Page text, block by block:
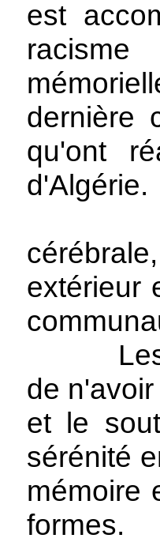
est
racisme
dernière
qu'ont
d'Algérie.
Cela
extérieur
Les
de
et le
sérénité
mémoire
formes.